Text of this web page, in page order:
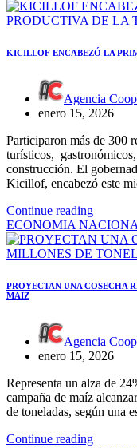
KICILLOF ENCABEZÓ LA
Agencia
enero 15, 2026
Participaron más de 300
turísticos,
construcción. El
Kicillof, encabezó este
Continue reading
ECONOMIA
PROYECTAN UNA COSECHA
MAÍZ
Agencia
enero 15, 2026
Representa un alza de
campaña de maíz
de toneladas, según una
Continue reading